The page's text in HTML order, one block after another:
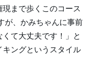
まで歩くこのコース
が、かみちゃんに事前
て大丈夫です！」と
ングというスタイル